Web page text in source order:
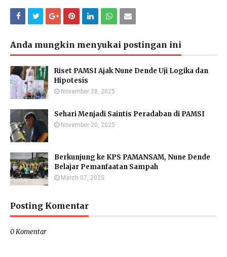
Anda mungkin menyukai postingan ini
Riset PAMSI Ajak Nune Dende Uji Logika dan
Hipotesis
November 28, 2025
Sehari Menjadi Saintis Peradaban di PAMSI
November 20, 2025
Berkunjung ke KPS PAMANSAM, Nune Dende
Belajar Pemanfaatan Sampah
March 07, 2025
Posting Komentar
0 Komentar